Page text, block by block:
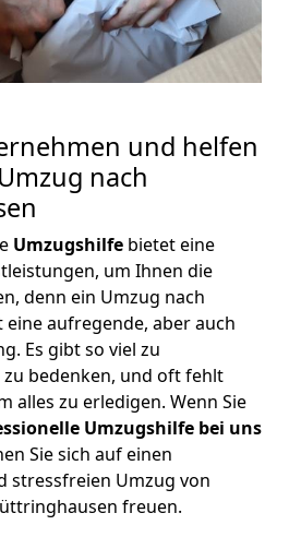
und helfen
nach
Umzugshilfe bietet eine
um Ihnen die
denn ein Umzug nach
aufregende, aber auch
Es gibt so viel zu
zu bedenken, und oft fehlt
alles zu erledigen. Wenn Sie
Umzugshilfe bei uns
Sie sich auf einen
stressfreien Umzug von
freuen.